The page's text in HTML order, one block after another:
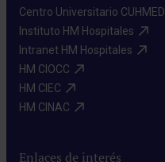
Centro Universitario CUHMED​
Instituto HM Hospitales​
Intranet HM Hospitales​
HM CIOCC​
HM CIEC​
HM CINAC​
Enlaces de interés